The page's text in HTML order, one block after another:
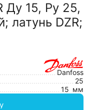
Ду 15, Ру 25,
латунь DZR;
Danfoss
25
15 мм